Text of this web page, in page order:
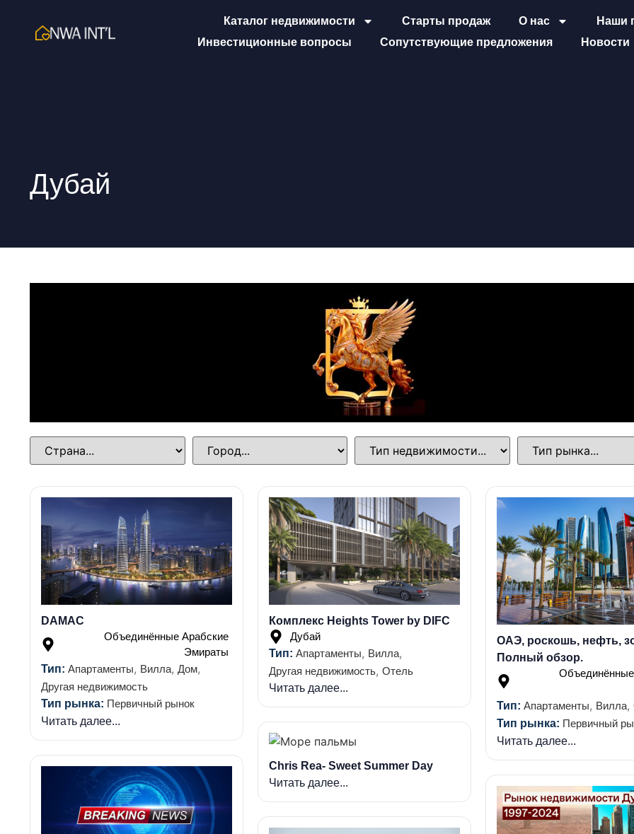
Каталог недвижимости Старты продаж О нас
Наши
Инвестиционные вопросы
Сопутствующие предложения Новости
Дубай
DAMAC
Объединённые Арабские
Эмираты
Тип: Апартаменты, Вилла, Дом,
Другая недвижимость
Тип рынка: Первичный рынок
Читать далее...
Комплекс Heights Tower by DIFC
Дубай
Тип: Апартаменты, Вилла,
Другая недвижимость, Отель
Читать далее...
ОАЭ, роскошь, нефть,
Полный обзор.
Тип: Апартаменты, Вилла,
Тип рынка: Первичный
Читать далее...
Chris Rea- Sweet Summer Day
Читать далее...